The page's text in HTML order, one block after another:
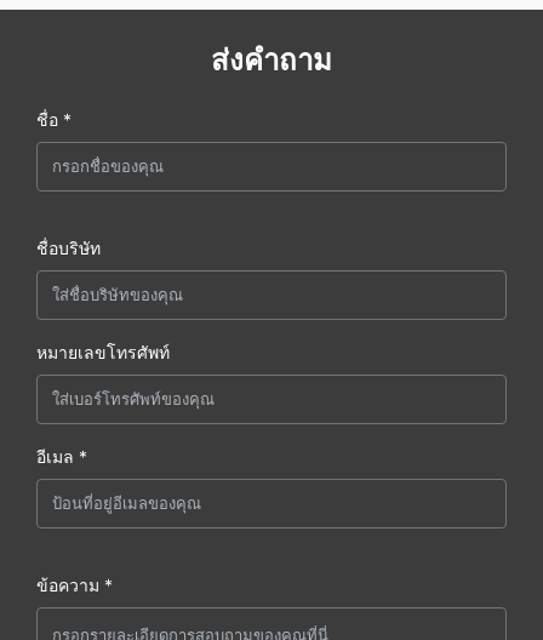
ส่งคำถาม
ชื่อ *
ชื่อบริษัท
หมายเลขโทรศัพท์
อีเมล *
ข้อความ *